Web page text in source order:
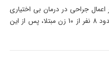
جراحی در درمان بی اختیاری
ادرار استرسی زنان موثر می ­باشد. حدود 8 نفر از 10 زن مبتلا، پس از این